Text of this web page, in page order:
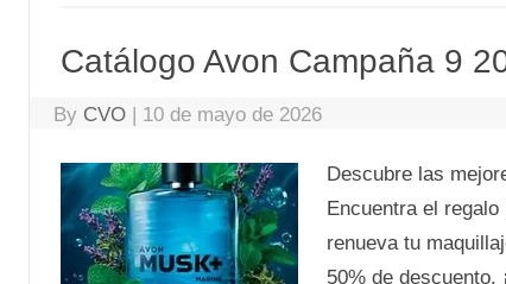
Catálogo Avon Campaña 9
By CVO | 10 de mayo de 2026
Descubre las
Encuentra el
renueva tu
50% de descuento.